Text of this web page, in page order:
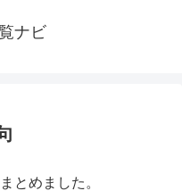
ナビ
とめました。